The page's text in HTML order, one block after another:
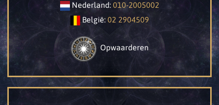
Nederland: 010-2005002
België: 02 2904509
Opwaarderen